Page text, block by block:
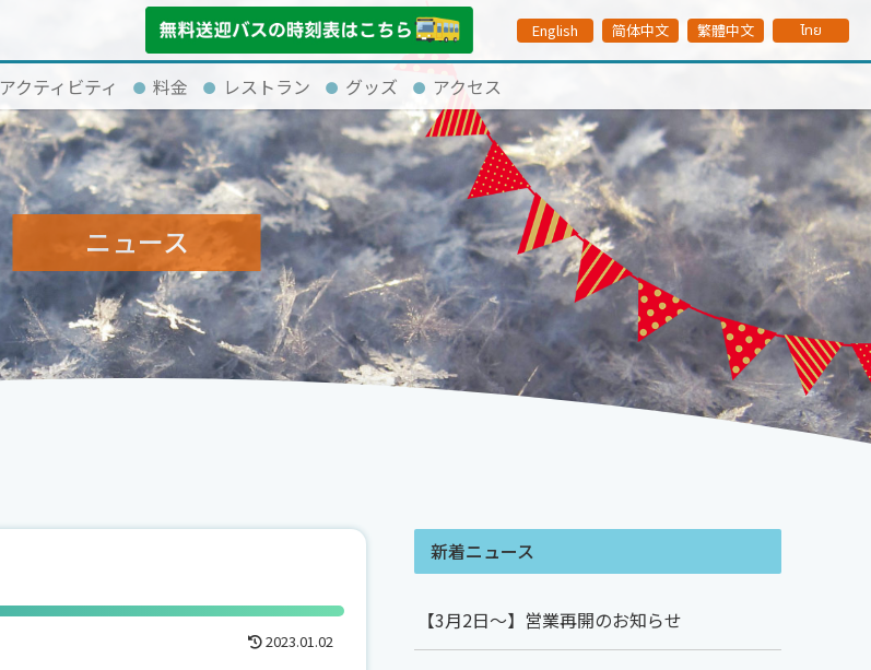
English 简体中文 繁體中文 ไทย
アクティビティ 料金 レストラン グッズ アクセス
ニュース
2023.01.02
新着ニュース
【3月2日～】営業再開のお知らせ